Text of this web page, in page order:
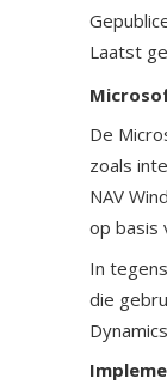
Laatst
De
zoals
NAV
op basis
In
die